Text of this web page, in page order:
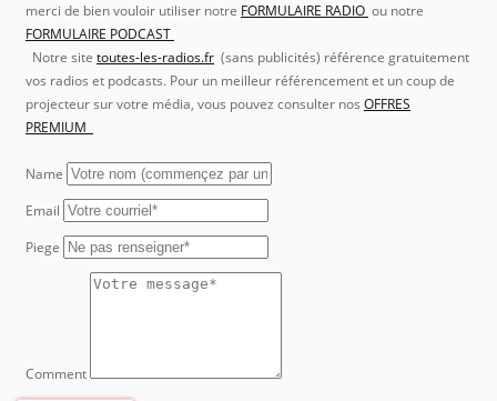
merci de bien vouloir utiliser notre FORMULAIRE RADIO ou notre
FORMULAIRE PODCAST
Notre site toutes-les-radios.fr (sans publicités) référence gratuitement
vos radios et podcasts. Pour un meilleur référencement et un coup de
projecteur sur votre média, vous pouvez consulter nos OFFRES
PREMIUM
Name
Email
Piege
Comment